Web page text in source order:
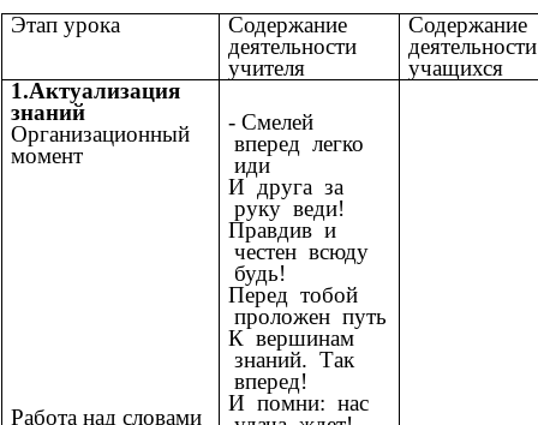
Этап урока
Содержание
деятельности
учителя
Содержание
деятельности
учащихся
1.Актуализация
знаний
Организационный
момент
Работа над словами
- Смелей
вперед легко
иди
И друга за
руку веди!
Правдив и
честен всюду
будь!
Перед тобой
проложен путь
К вершинам
знаний. Так
вперед!
И помни: нас